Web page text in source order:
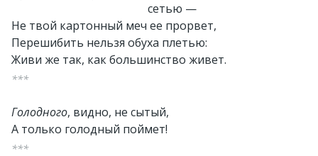
сетью —
Не твой картонный меч ее прорвет,
Перешибить нельзя обуха плетью:
Живи же так, как большинство живет.
***
Голодного, видно, не сытый,
А только голодный поймет!
***